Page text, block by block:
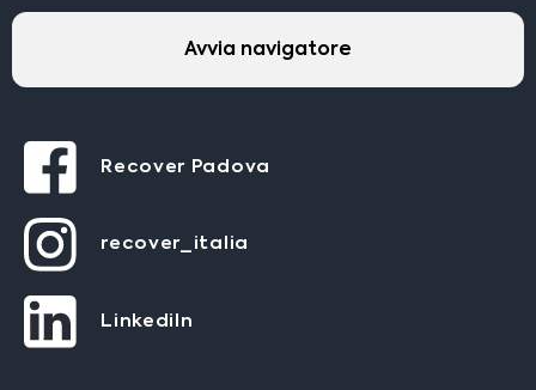
Avvia navigatore
Recover Padova
recover_italia
LinkediIn